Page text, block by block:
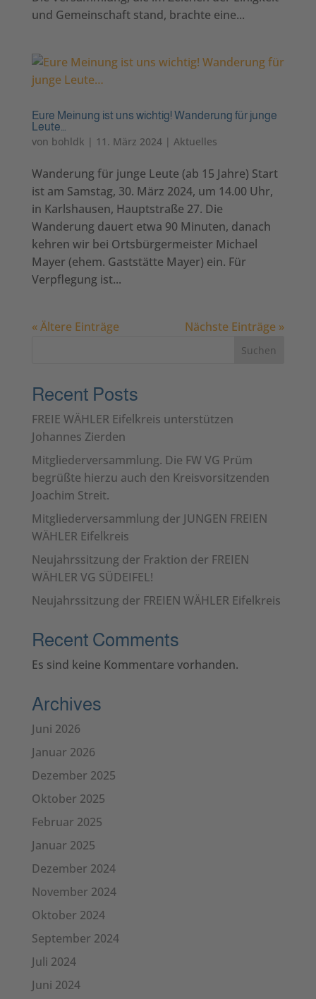
und Gemeinschaft stand, brachte eine...
Eure Meinung ist uns wichtig! Wanderung für junge
Leute…
von bohldk | 11. März 2024| Aktuelles
​Wanderung für junge Leute (ab 15 Jahre) Start
ist am Samstag, 30. März 2024, um 14.00 Uhr,
in Karlshausen, Hauptstraße 27. Die
Wanderung dauert etwa 90 Minuten, danach
kehren wir bei Ortsbürgermeister Michael
Mayer (ehem. Gaststätte Mayer) ein. Für
Verpflegung ist...
« Ältere Einträge Nächste Einträge »
Suchen
Recent Posts
FREIE WÄHLER Eifelkreis unterstützen
Johannes Zierden
Mitgliederversammlung. Die FW VG Prüm
begrüßte hierzu auch den Kreisvorsitzenden
Joachim Streit.
Mitgliederversammlung der JUNGEN FREIEN
WÄHLER Eifelkreis
Neujahrssitzung der Fraktion der FREIEN
WÄHLER VG SÜDEIFEL!
Neujahrssitzung der FREIEN WÄHLER Eifelkreis
Recent Comments
Es sind keine Kommentare vorhanden.
Archives
Juni 2026
Januar 2026
Dezember 2025
Oktober 2025
Februar 2025
Januar 2025
Dezember 2024
November 2024
Oktober 2024
September 2024
Juli 2024
Juni 2024